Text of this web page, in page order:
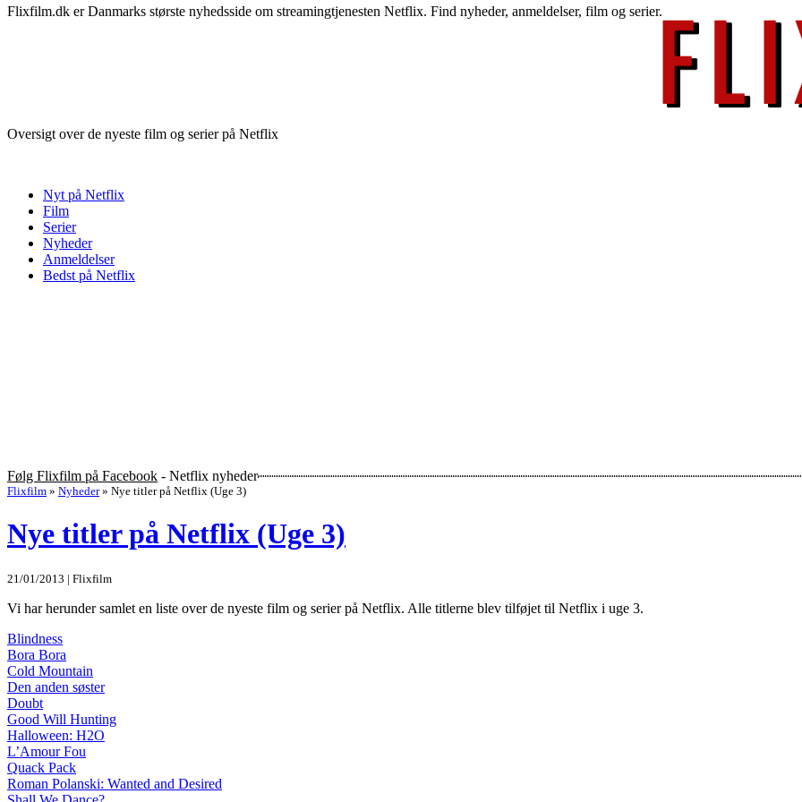
Flixfilm.dk er Danmarks største nyhedsside om streamingtjenesten Netflix. Find nyheder, anmeldelser, film og serier.
Oversigt over de nyeste film og serier på Netflix
Nyt på Netflix
Film
Serier
Nyheder
Anmeldelser
Bedst på Netflix
Følg Flixfilm på Facebook - Netflix nyheder
Flixfilm » Nyheder » Nye titler på Netflix (Uge 3)
Nye titler på Netflix (Uge 3)
21/01/2013 | Flixfilm
Vi har herunder samlet en liste over de nyeste film og serier på Netflix. Alle titlerne blev tilføjet til Netflix i uge 3.
Blindness
Bora Bora
Cold Mountain
Den anden søster
Doubt
Good Will Hunting
Halloween: H2O
L’Amour Fou
Quack Pack
Roman Polanski: Wanted and Desired